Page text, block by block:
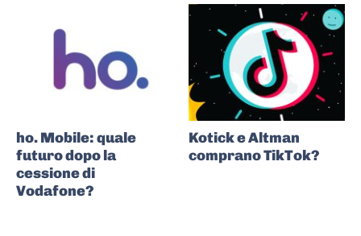
ho. Mobile: quale
futuro dopo la
cessione di
Vodafone?
Kotick e Altman
comprano TikTok?